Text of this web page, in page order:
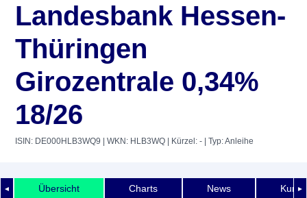
Landesbank Hessen-
Thüringen
Girozentrale 0,34%
18/26
ISIN: DE000HLB3WQ9 | WKN: HLB3WQ | Kürzel: - | Typ: Anleihe
◄ ►
Übersicht Charts News